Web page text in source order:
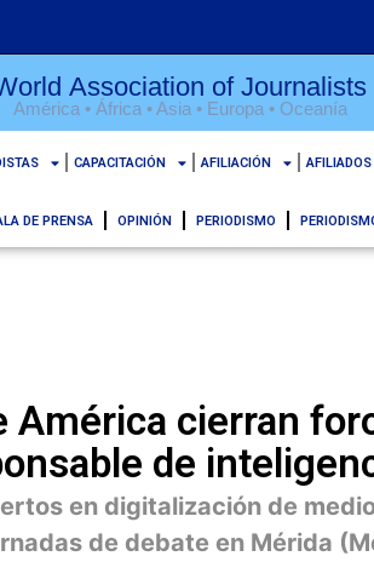
Association of Journalists
América • África • Asia • Europa • Oceanía
CAPACITACIÓN AFILIACIÓN AFILIADOS
DE PRENSA OPINIÓN PERIODISMO
América cierran
de
en digitalización de
de debate en Mérida